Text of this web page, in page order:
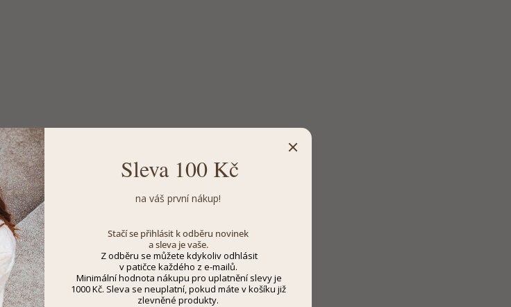
Sleva 100 Kč
na váš první nákup!
Stačí se přihlásit k odběru novinek
a sleva je vaše.
Z odběru se můžete kdykoliv odhlásit
v patičce každého z e-mailů.
Minimální hodnota nákupu pro uplatnění slevy je
1000 Kč. Sleva se neuplatní, pokud máte v košíku již
zlevněné produkty.